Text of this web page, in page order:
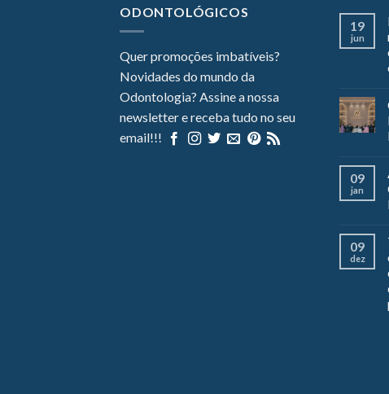
ODONTOLÓGICOS
Quer promoções imbatíveis?
Novidades do mundo da
Odontologia? Assine a nossa
newsletter e receba tudo no seu
email!!!
19
jun
09
jan
09
dez